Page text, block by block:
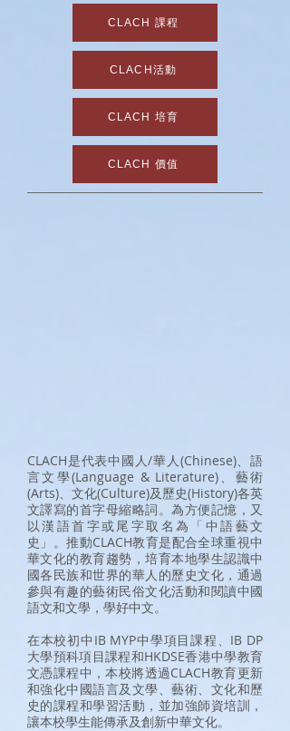
CLACH 課程
CLACH活動
CLACH 培育
CLACH 價值
CLACH是代表中國人/華人(Chinese)、語
言文學(Language & Literature)、藝術
(Arts)、文化(Culture)及歷史(History)各英
文譯寫的首字母縮略詞。為方便記憶，又
以漢語首字或尾字取名為「中語藝文
史」。推動CLACH教育是配合全球重視中
華文化的教育趨勢，培育本地學生認識中
國各民族和世界的華人的歷史文化，通過
參與有趣的藝術民俗文化活動和閱讀中國
語文和文學，學好中文。
在本校初中IB MYP中學項目課程、IB DP
大學預科項目課程和HKDSE香港中學教育
文憑課程中，本校將透過CLACH教育更新
和強化中國語言及文學、藝術、文化和歷
史的課程和學習活動，並加強師資培訓，
讓本校學生能傳承及創新中華文化。